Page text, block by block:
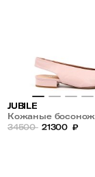
JUBILE
Кожаные
34500 21300 ₽